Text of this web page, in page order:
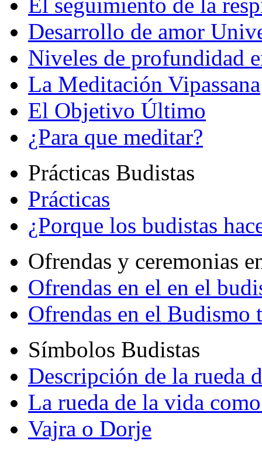
Desarrollo de amor
Niveles de profundidad
La Meditación Vipassana
El Objetivo Último
¿Para que meditar?
Prácticas Budistas
Prácticas
¿Porque los budistas
Ofrendas y ceremonias
Ofrendas en el en el
Ofrendas en el Budismo
Símbolos Budistas
Descripción de la rueda
La rueda de la vida
Vajra o Dorje